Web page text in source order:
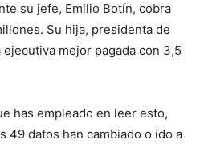
su jefe, Emilio Botín, cobra
Su hija, presidenta de
mejor pagada con 3,5
has empleado en leer esto,
49 datos han cambiado o ido a